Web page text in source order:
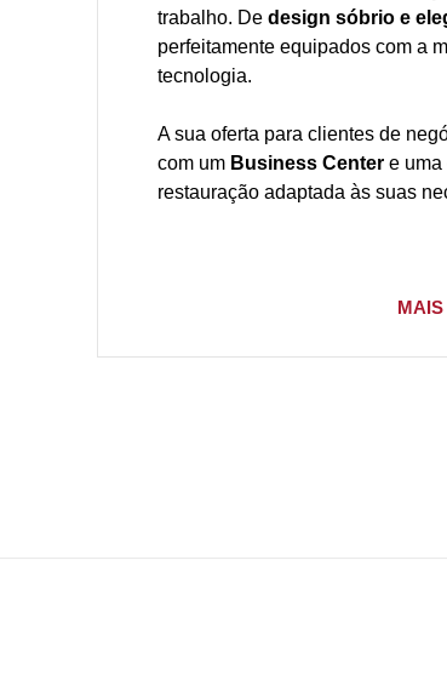
trabalho. De design sóbrio e
perfeitamente equipados com a
tecnologia.
A sua oferta para clientes de
com um Business Center e uma
restauração adaptada às suas